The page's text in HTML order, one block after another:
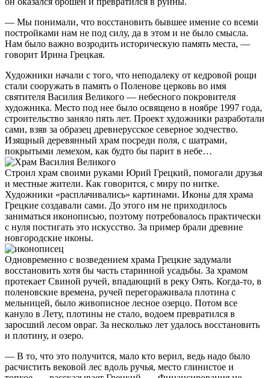
— Мы понимали, что восстановить бывшее имение со всеми
постройками нам не под силу, да в этом и не было смысла.
Нам было важно возродить историческую память места, —
говорит Ирина Грецкая.
Художники начали с того, что неподалеку от кедровой рощи
стали сооружать в память о Поленове церковь во имя
святителя Василия Великого — небесного покровителя
художника. Место под нее было освящено в ноябре 1997 года,
строительство заняло пять лет. Проект художники разработали
сами, взяв за образец древнерусское северное зодчество.
Изящный деревянный храм посреди поля, с шатрами,
покрытыми лемехом, как будто бы парит в небе…
Строил храм своими руками Юрий Грецкий, помогали друзья
и местные жители. Как говорится, с миру по нитке.
Художники «расплачивались» картинами. Иконы для храма
Грецкие создавали сами. До этого им не приходилось
заниматься иконописью, поэтому потребовалось практически
с нуля постигать это искусство. За пример брали древние
новгородские иконы.
Одновременно с возведением храма Грецкие задумали
восстановить хотя бы часть старинной усадьбы. За храмом
протекает Свиной ручей, впадающий в реку Оять. Когда-то, в
поленовские времена, ручей перегораживала плотина с
мельницей, было живописное лесное озерцо. Потом все
кануло в Лету, плотины не стало, водоем превратился в
заросший лесом овраг. За несколько лет удалось восстановить
и плотину, и озеро.
— В то, что это получится, мало кто верил, ведь надо было
расчистить вековой лес вдоль ручья, место глинистое и